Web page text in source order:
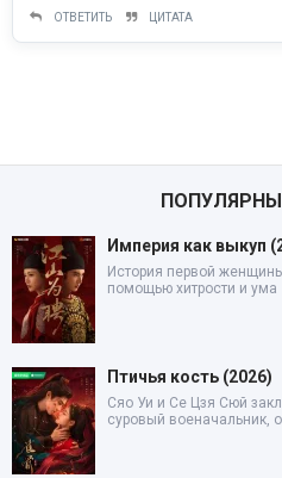
ОТВЕТИТЬ ЦИТАТА
Империя как выкуп
История первой
помощью хитрости и ума
Птичья кость (2026)
Сяо Уи и Се Цзя Сюй
суровый военачальник,